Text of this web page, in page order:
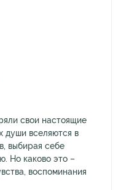
свои настоящие
души вселяются в
выбирая себе
Но каково это –
воспоминания